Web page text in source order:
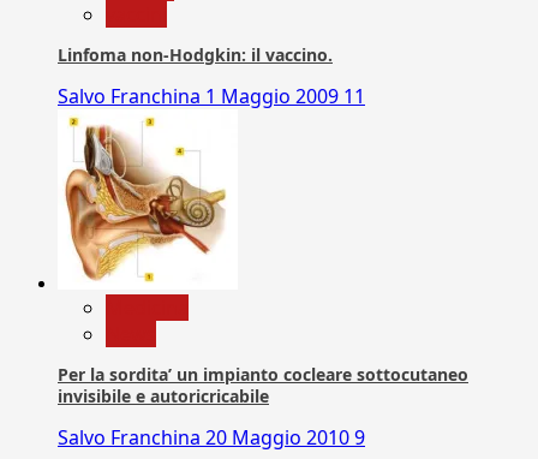
Linfoma non-Hodgkin: il vaccino.
Salvo Franchina 1 Maggio 2009 11
Per la sordita’ un impianto cocleare sottocutaneo
invisibile e autoricricabile
Salvo Franchina 20 Maggio 20109